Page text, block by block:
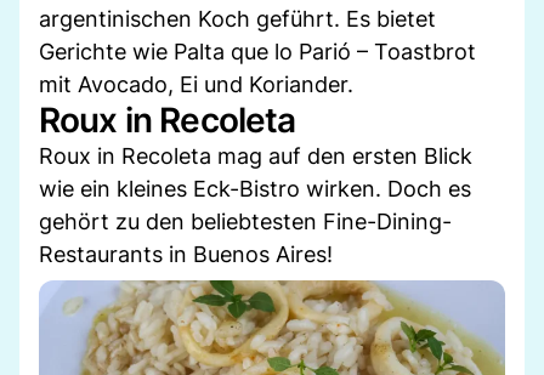
argentinischen Koch geführt. Es bietet
Gerichte wie Palta que lo Parió – Toastbrot
mit Avocado, Ei und Koriander.
Roux in Recoleta
Roux in Recoleta mag auf den ersten Blick
wie ein kleines Eck-Bistro wirken. Doch es
gehört zu den beliebtesten Fine-Dining-
Restaurants in Buenos Aires!